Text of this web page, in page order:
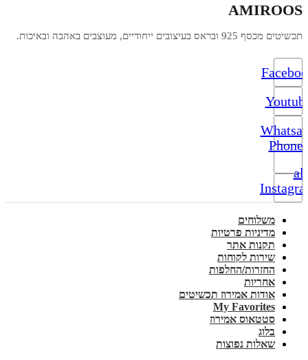
AMIROOS
תכשיטים מכסף 925 ובראס בעיצובים ייחודיים, מעוצבים באהבה ובאיכות.
Phone-
alt
משלוחים
מדיניות פרטיות
תקנות אתר
שירות לקוחות
החזרות/החלפות
אחריות
אודות אמירוז תכשיטים
My Favorites
סטטאוס אמירוז
בלוג
שאלות נפוצות